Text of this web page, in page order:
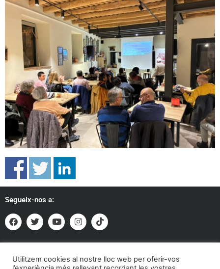
Segueix-nos a:
Utilitzem cookies al nostre lloc web per oferir-vos